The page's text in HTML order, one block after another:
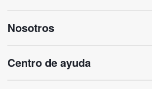
Nosotros
Centro de ayuda